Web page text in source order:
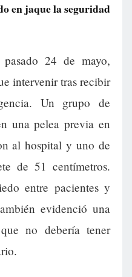
en jaque la seguridad
24 de mayo,
intervenir tras recibir
Un grupo de
una pelea previa en
al hospital y uno de
de 51 centímetros.
entre pacientes y
evidenció una
no debería tener